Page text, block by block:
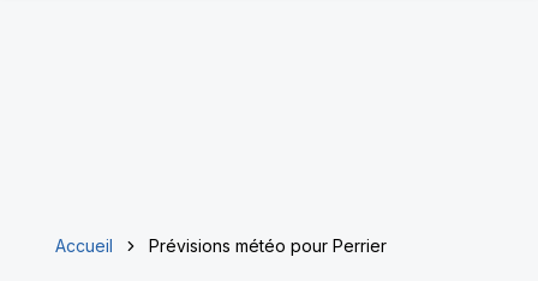
Accueil Prévisions météo pour Perrier